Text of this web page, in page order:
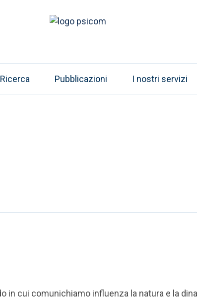
Ricerca Pubblicazioni I nostri servizi
in cui comunichiamo influenza la natura e la